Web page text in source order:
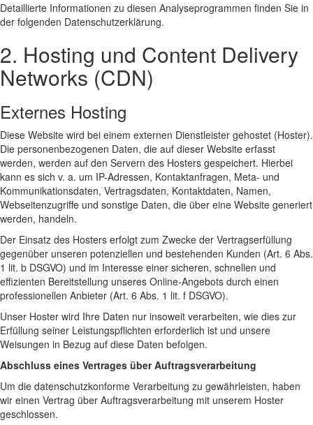
Detaillierte Informationen zu diesen Analyseprogrammen finden Sie in
der folgenden Datenschutzerklärung.
2. Hosting und Content Delivery
Networks (CDN)
Externes Hosting
Diese Website wird bei einem externen Dienstleister gehostet (Hoster).
Die personenbezogenen Daten, die auf dieser Website erfasst
werden, werden auf den Servern des Hosters gespeichert. Hierbei
kann es sich v. a. um IP-Adressen, Kontaktanfragen, Meta- und
Kommunikationsdaten, Vertragsdaten, Kontaktdaten, Namen,
Webseitenzugriffe und sonstige Daten, die über eine Website generiert
werden, handeln.
Der Einsatz des Hosters erfolgt zum Zwecke der Vertragserfüllung
gegenüber unseren potenziellen und bestehenden Kunden (Art. 6 Abs.
1 lit. b DSGVO) und im Interesse einer sicheren, schnellen und
effizienten Bereitstellung unseres Online-Angebots durch einen
professionellen Anbieter (Art. 6 Abs. 1 lit. f DSGVO).
Unser Hoster wird Ihre Daten nur insoweit verarbeiten, wie dies zur
Erfüllung seiner Leistungspflichten erforderlich ist und unsere
Weisungen in Bezug auf diese Daten befolgen.
Abschluss eines Vertrages über Auftragsverarbeitung
Um die datenschutzkonforme Verarbeitung zu gewährleisten, haben
wir einen Vertrag über Auftragsverarbeitung mit unserem Hoster
geschlossen.